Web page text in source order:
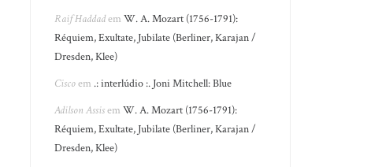
Raif HaddademW. A. Mozart (1756-1791):
Réquiem, Exultate, Jubilate (Berliner, Karajan /
Dresden, Klee)
Ciscoem .: interlúdio :. Joni Mitchell: Blue
Adilson AssisemW. A. Mozart (1756-1791):
Réquiem, Exultate, Jubilate (Berliner, Karajan /
Dresden, Klee)